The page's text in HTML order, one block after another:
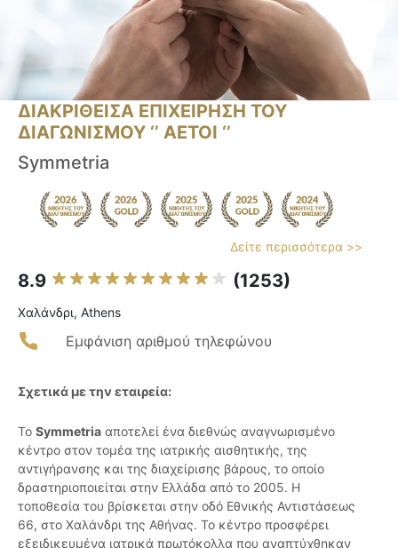
ΔΙΑΚΡΙΘΕΙΣΑ ΕΠΙΧΕΙΡΗΣΗ ΤΟΥ
ΔΙΑΓΩΝΙΣΜΟΥ ‘’ ΑΕΤΟΙ ‘’
Symmetria
Δείτε περισσότερα >>
8.9 (1253)
Χαλάνδρι, Athens
Εμφάνιση αριθμού τηλεφώνου
Σχετικά με την εταιρεία:
Το Symmetria αποτελεί ένα διεθνώς αναγνωρισμένο
κέντρο στον τομέα της ιατρικής αισθητικής, της
αντιγήρανσης και της διαχείρισης βάρους, το οποίο
δραστηριοποιείται στην Ελλάδα από το 2005. Η
τοποθεσία του βρίσκεται στην οδό Εθνικής Αντιστάσεως
66, στο Χαλάνδρι της Αθήνας. Το κέντρο προσφέρει
εξειδικευμένα ιατρικά πρωτόκολλα που αναπτύχθηκαν